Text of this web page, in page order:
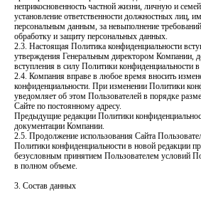
неприкосновенность частной жизни, личную и
установление ответственности должностных лиц,
персональным данным, за невыполнение
обработку и защиту персональных данных.
2.3. Настоящая Политика конфиденциальности
утверждения Генеральным директором Компании,
вступления в силу Политики конфиденциальности
2.4. Компания вправе в любое время вносить
конфиденциальности. При изменении Политики
уведомляет об этом Пользователей в порядке
Сайте по постоянному адресу.
Предыдущие редакции Политики
документации Компании.
2.5. Продолжение использования Сайта
Политики конфиденциальности в новой редакции
безусловным принятием Пользователем условий
в полном объеме.
3. Состав данных